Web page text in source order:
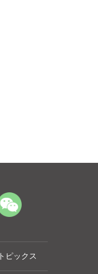
トピックス